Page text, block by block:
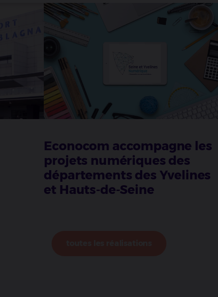
Econocom accompagne les
projets numériques des
départements des Yvelines
et Hauts-de-Seine